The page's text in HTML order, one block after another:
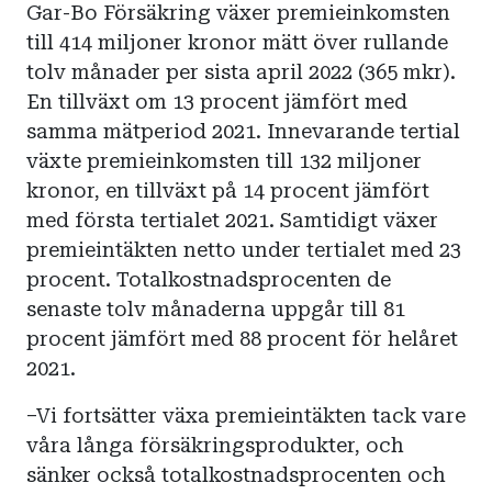
Gar-Bo Försäkring växer premieinkomsten
till 414 miljoner kronor mätt över rullande
tolv månader per sista april 2022 (365 mkr).
En tillväxt om 13 procent jämfört med
samma mätperiod 2021. Innevarande tertial
växte premieinkomsten till 132 miljoner
kronor, en tillväxt på 14 procent jämfört
med första tertialet 2021. Samtidigt växer
premieintäkten netto under tertialet med 23
procent. Totalkostnadsprocenten de
senaste tolv månaderna uppgår till 81
procent jämfört med 88 procent för helåret
2021.
–Vi fortsätter växa premieintäkten tack vare
våra långa försäkringsprodukter, och
sänker också totalkostnadsprocenten och